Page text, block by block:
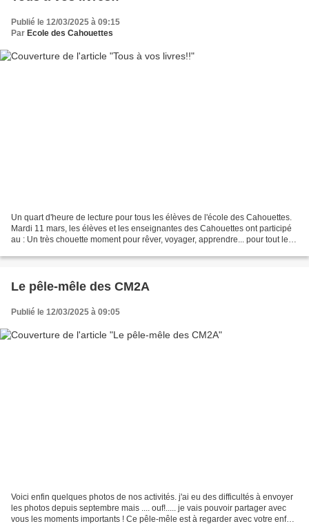
Publié le 12/03/2025 à 09:15
Par Ecole des Cahouettes
Un quart d'heure de lecture pour tous les élèves de l'école des Cahouettes.
Mardi 11 mars, les élèves et les enseignantes des Cahouettes ont participé
au : Un très chouette moment pour rêver, voyager, apprendre... pour tout le
Le pêle-mêle des CM2A
Publié le 12/03/2025 à 09:05
Voici enfin quelques photos de nos activités. j'ai eu des difficultés à envoyer
les photos depuis septembre mais .... ouf!..... je vais pouvoir partager avec
vous les moments importants ! Ce pêle-mêle est à regarder avec votre enfant